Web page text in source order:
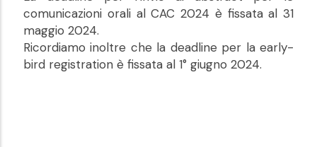
comunicazioni orali al CAC 2024 è fissata al 31
maggio 2024.
Ricordiamo inoltre che la deadline per la early-
bird registration è fissata al 1° giugno 2024.